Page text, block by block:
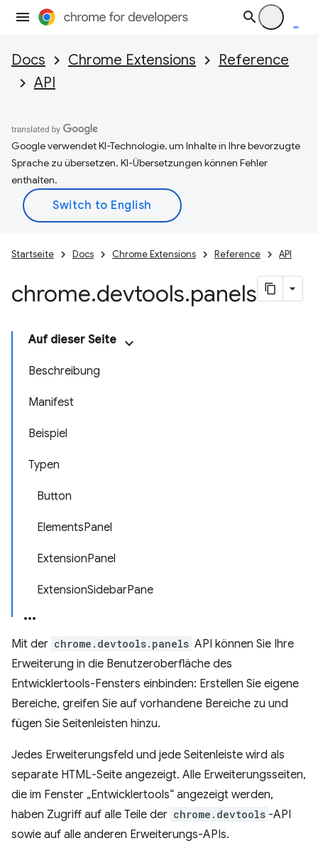
Docs Chrome Extensions
Reference
API
Google verwendet KI-Technologie, um Inhalte in Ihre bevorzugte
Sprache zu übersetzen. KI-Übersetzungen können Fehler
enthalten.
Startseite Docs Chrome Extensions Reference API
chrome.devtools.panels
Auf dieser Seite
Beschreibung
Manifest
Beispiel
Typen
Button
ElementsPanel
ExtensionPanel
ExtensionSidebarPane
Mit der chrome.devtools.panels API können Sie Ihre
Erweiterung in die Benutzeroberfläche des
Entwicklertools-Fensters einbinden: Erstellen Sie eigene
Bereiche, greifen Sie auf vorhandene Bereiche zu und
fügen Sie Seitenleisten hinzu.
Jedes Erweiterungsfeld und jede Seitenleiste wird als
separate HTML-Seite angezeigt. Alle Erweiterungsseiten,
die im Fenster „Entwicklertools“ angezeigt werden,
haben Zugriff auf alle Teile der chrome.devtools -API
sowie auf alle anderen Erweiterungs-APIs.